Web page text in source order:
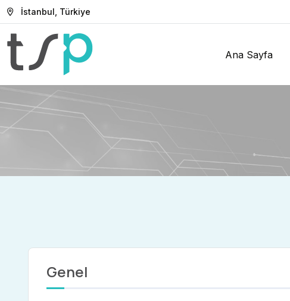
İstanbul, Türkiye
Ana Sayfa
Genel